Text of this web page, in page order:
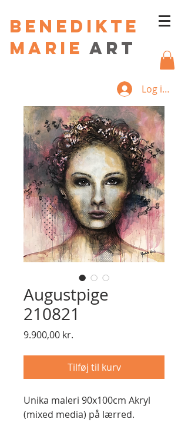
Benedikte
Marie art
Log ind
Augustpige
210821
9.900,00 kr.
Tilføj til kurv
Unika maleri 90x100cm Akryl
(mixed media) på lærred.